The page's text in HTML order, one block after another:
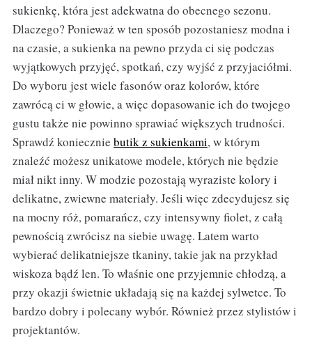
sukienkę, która jest adekwatna do obecnego sezonu.
Dlaczego? Ponieważ w ten sposób pozostaniesz modna i
na czasie, a sukienka na pewno przyda ci się podczas
wyjątkowych przyjęć, spotkań, czy wyjść z przyjaciółmi.
Do wyboru jest wiele fasonów oraz kolorów, które
zawrócą ci w głowie, a więc dopasowanie ich do twojego
gustu także nie powinno sprawiać większych trudności.
Sprawdź koniecznie butik z sukienkami, w którym
znaleźć możesz unikatowe modele, których nie będzie
miał nikt inny. W modzie pozostają wyraziste kolory i
delikatne, zwiewne materiały. Jeśli więc zdecydujesz się
na mocny róż, pomarańcz, czy intensywny fiolet, z całą
pewnością zwrócisz na siebie uwagę. Latem warto
wybierać delikatniejsze tkaniny, takie jak na przykład
wiskoza bądź len. To właśnie one przyjemnie chłodzą, a
przy okazji świetnie układają się na każdej sylwetce. To
bardzo dobry i polecany wybór. Również przez stylistów i
projektantów.